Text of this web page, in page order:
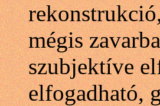
mégis
szubjektíve
elfogadható,